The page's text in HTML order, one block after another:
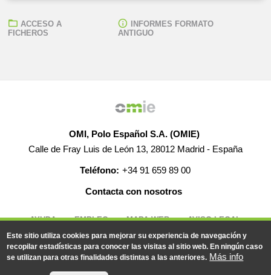
ACCESO A
FICHEROS
INFORMES FORMATO
ANTIGUO
OMI, Polo Español S.A. (OMIE)
Calle de Fray Luis de León 13, 28012 Madrid - España
Teléfono: +34 91 659 89 00
Contacta con nosotros
© 2019-2026 - Todos los derechos reservados
AYUDA EMPLEO MAPA WEB AVISO LEGAL
Este sitio utiliza cookies para mejorar su experiencia de navegación y
recopilar estadísticas para conocer las visitas al sitio web. En ningún caso
se utilizan para otras finalidades distintas a las anteriores. Más info